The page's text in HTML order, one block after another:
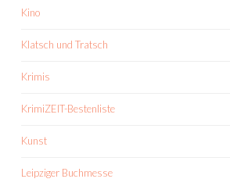
Kino
Klatsch und Tratsch
Krimis
KrimiZEIT-Bestenliste
Kunst
Leipziger Buchmesse